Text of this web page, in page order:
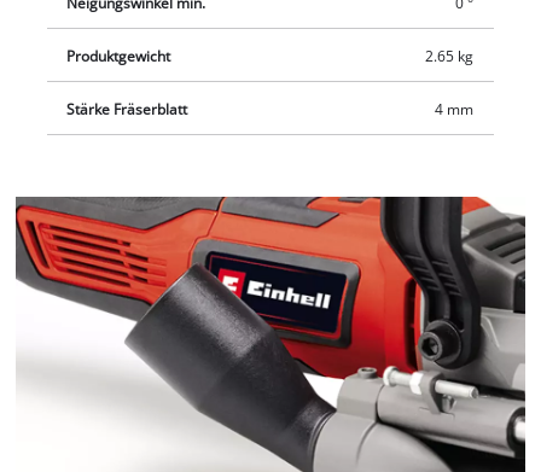
Produktgewicht 2.65 kg
Stärke Fräserblatt 4 mm